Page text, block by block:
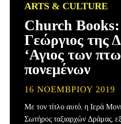
ARTS & CULTURE
Church
Γεώργιος της
‘Αγιος των
πονεμένων
16 ΝΟΕΜΒΡΊΟΥ 2019
Με τον τίτλο αυτό, η Ιερά
Σωτήρος ταξιαρχών Δράμας,